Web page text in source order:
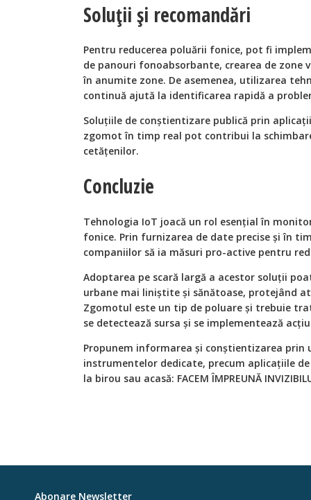
Soluții și recomandări
Pentru reducerea poluării fonice, pot fi
de panouri fonoabsorbante, crearea de zone
în anumite zone. De asemenea, utilizarea
continuă ajută la identificarea rapidă a
Soluțiile de conștientizare publică prin
zgomot în timp real pot contribui la
cetățenilor.
Concluzie
Tehnologia IoT joacă un rol esențial în
fonice. Prin furnizarea de date precise și în
companiilor să ia măsuri pro-active pentru
Adoptarea pe scară largă a acestor soluții
urbane mai liniștite și sănătoase, protejând
Zgomotul este un tip de poluare și trebuie
se detectează sursa și se implementează
Propunem informarea și conștientizarea
instrumentelor dedicate, precum aplicațiile
la birou sau acasă: FACEM ÎMPREUNĂ
Abonare Newsletter